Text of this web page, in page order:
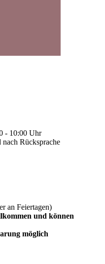
- 10:00 Uhr
nach Rücksprache
an Feiertagen)
und können
möglich